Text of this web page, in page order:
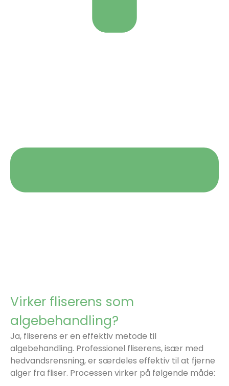
Virker fliserens som
algebehandling?
Ja, fliserens er en effektiv metode til
algebehandling. Professionel fliserens, især med
hedvandsrensning, er særdeles effektiv til at fjerne
alger fra fliser. Processen virker på følgende måde: